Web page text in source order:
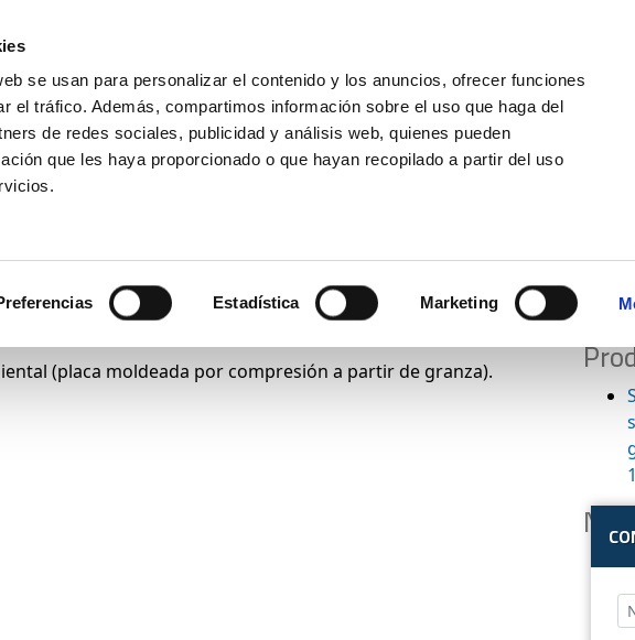
se usan para personalizar el contenido y los anuncios, ofrecer funciones
el tráfico. Además, compartimos información sobre el uso que haga del
de redes sociales, publicidad y análisis web, quienes pueden
que les haya proporcionado o que hayan recopilado a partir del uso
Estadística Marketing
Introduce
tu
búsqueda
test (AFNCT)
(placa moldeada por compresión a partir de granza).